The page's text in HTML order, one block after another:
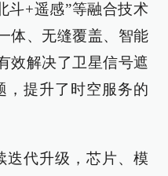
斗+遥感”等融合技术
体、无缝覆盖、智能
效解决了卫星信号遮
，提升了时空服务的
迭代升级，芯片、模